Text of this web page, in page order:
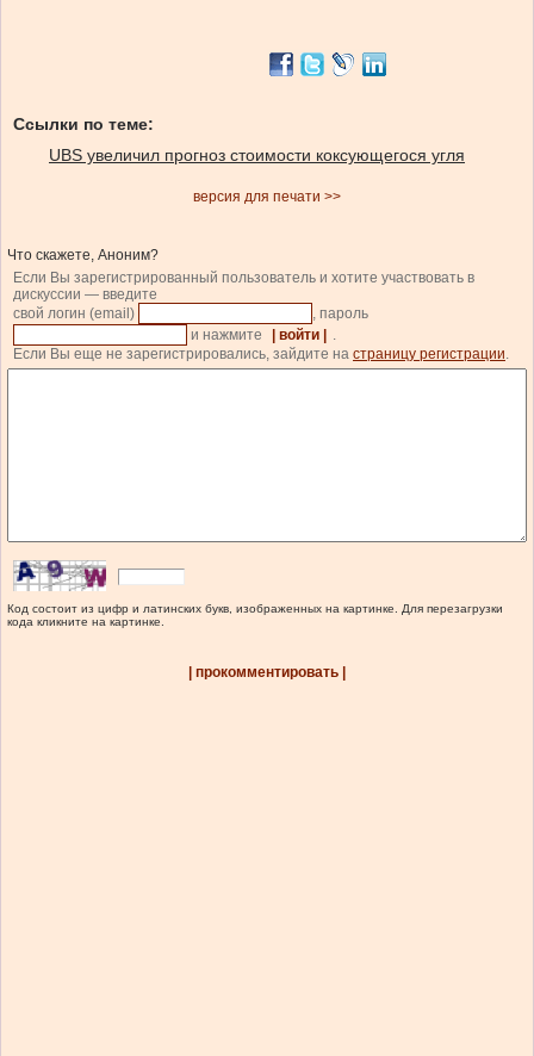
Ссылки по теме:
UBS увеличил прогноз стоимости коксующегося угля
версия для печати >>
Что скажете, Аноним?
Если Вы зарегистрированный пользователь и хотите участвовать в
дискуссии — введите
свой логин (email)
, пароль
и нажмите
| войти |
.
Если Вы еще не зарегистрировались, зайдите на страницу регистрации.
Код состоит из цифр и латинских букв, изображенных на картинке. Для перезагрузки
кода кликните на картинке.
| прокомментировать |